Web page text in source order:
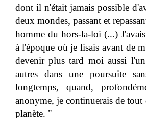
dont il n'était jamais possible
deux mondes, passant et
homme du hors-la-loi (...)
à l'époque où je lisais avant de
devenir plus tard moi aussi
autres dans une poursuite
longtemps, quand,
anonyme, je continuerais de
planète. "